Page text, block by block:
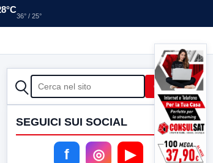
36° / 25°
CERCA Cerca
SEGUICI SUI SOCIAL
f ◎ ▶